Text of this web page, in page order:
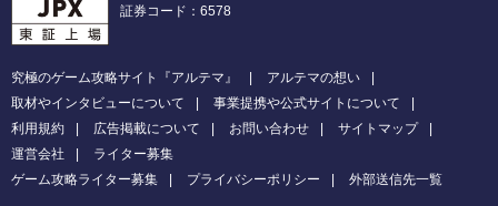
証券コード：6578
究極のゲーム攻略サイト『アルテマ』
アルテマの想い
取材やインタビューについて
事業提携や公式サイトについて
利用規約
広告掲載について お問い合わせ
サイトマップ
運営会社
ライター募集
ゲーム攻略ライター募集
プライバシーポリシー 外部送信先一覧